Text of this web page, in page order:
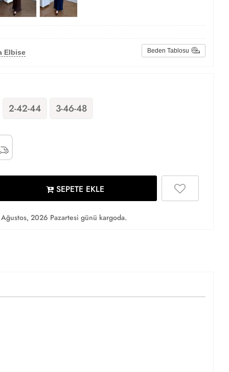
Elbise Beden Tablosu
2-42-44 3-46-48
SEPETE EKLE
2026 Pazartesi günü kargoda.